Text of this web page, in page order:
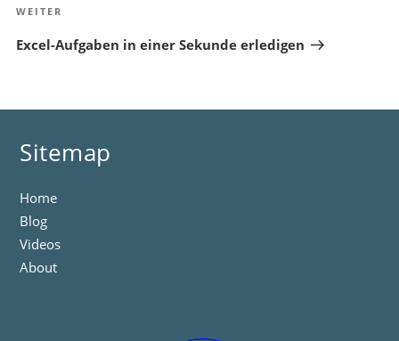
Nächster
WEITER
Excel-Aufgaben in einer Sekunde erledigen
Sitemap
Home
Blog
Videos
About